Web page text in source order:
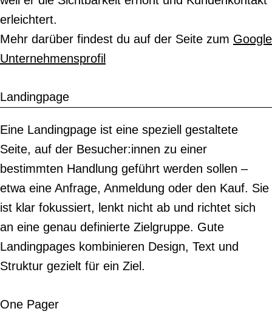
erleichtert.
Mehr darüber findest du auf der Seite zum Google
Unternehmensprofil
Landingpage
Eine Landingpage ist eine speziell gestaltete
Seite, auf der Besucher:innen zu einer
bestimmten Handlung geführt werden sollen –
etwa eine Anfrage, Anmeldung oder den Kauf. Sie
ist klar fokussiert, lenkt nicht ab und richtet sich
an eine genau definierte Zielgruppe. Gute
Landingpages kombinieren Design, Text und
Struktur gezielt für ein Ziel.
One Pager